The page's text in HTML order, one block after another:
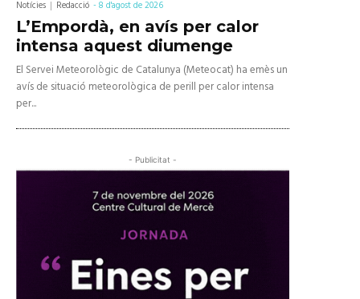
Notícies Redacció -8 d'agost de 2026
L’Empordà, en avís per calor
intensa aquest diumenge
El Servei Meteorològic de Catalunya (Meteocat) ha emès un
avís de situació meteorològica de perill per calor intensa
per...
- Publicitat -